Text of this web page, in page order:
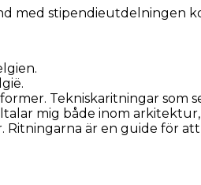
med stipendieutdelningen
Tekniskaritningar
mig både inom
är en guide för